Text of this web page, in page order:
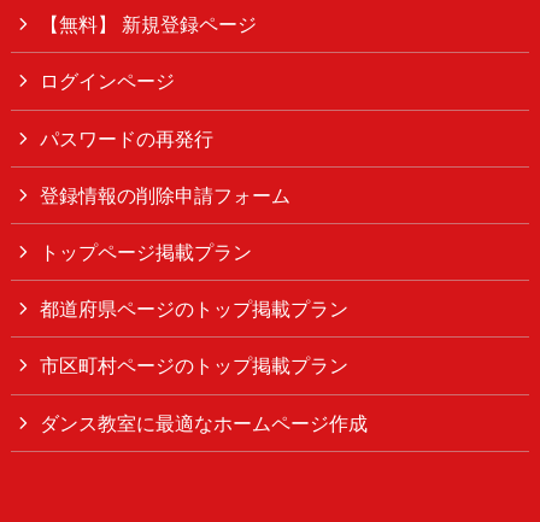
【無料】 新規登録ページ
ログインページ
パスワードの再発行
登録情報の削除申請フォーム
トップページ掲載プラン
都道府県ページのトップ掲載プラン
市区町村ページのトップ掲載プラン
ダンス教室に最適なホームページ作成